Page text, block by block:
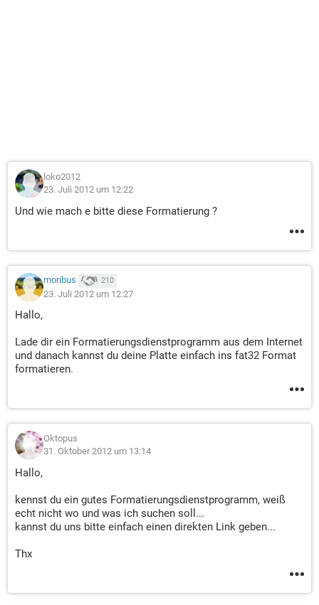
loko2012
23. Juli 2012 um 12:22
Und wie mach e bitte diese Formatierung ?
moribus 210
23. Juli 2012 um 12:27
Hallo,
Lade dir ein Formatierungsdienstprogramm aus dem Internet
und danach kannst du deine Platte einfach ins fat32 Format
formatieren.
Oktopus
31. Oktober 2012 um 13:14
Hallo,
kennst du ein gutes Formatierungsdienstprogramm, weiß
echt nicht wo und was ich suchen soll...
kannst du uns bitte einfach einen direkten Link geben...
Thx